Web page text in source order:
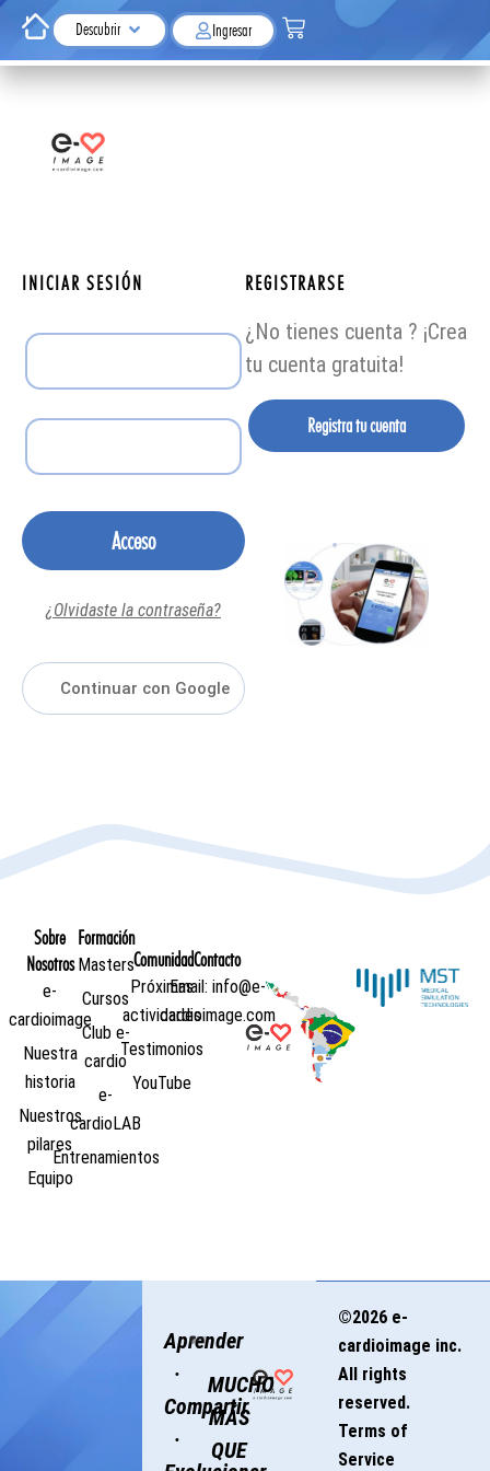
Descubrir Ingresar
INICIAR SESIÓN
Acceso
¿Olvidaste la contraseña?
REGISTRARSE
¿No tienes cuenta ? ¡Crea
tu cuenta gratuita!
Registra tu cuenta
Sobre
Nosotros
e-
cardioimage
Nuestra
historia
Nuestros
pilares
Equipo
Formación
Masters
Cursos
Club e-
cardio
e-
cardioLAB
Entrenamientos
Comunidad
Próximas
actividades
Testimonios
YouTube
Contacto
Email: info@e-
cardioimage.com
Aprender
·
Compartir
·
MUCHO
MÁS
QUE
©2026 e-
cardioimage inc.
All rights
reserved.
Terms of
Service